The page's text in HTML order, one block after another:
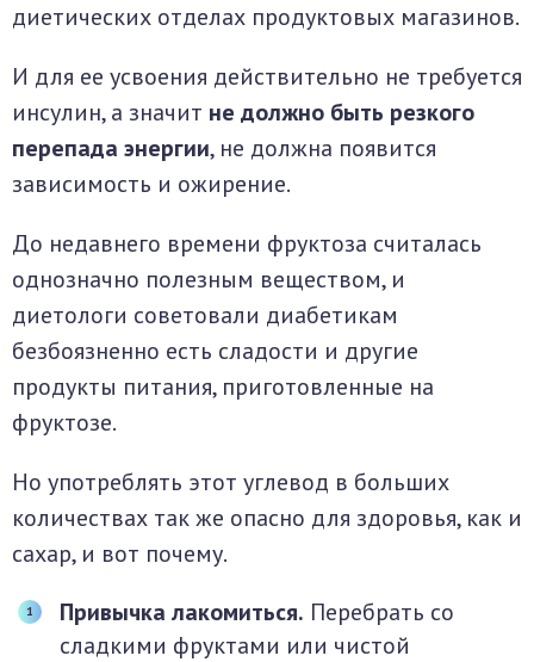
диетических отделах продуктовых магазинов.
И для ее усвоения действительно не требуется
инсулин, а значит не должно быть резкого
перепада энергии, не должна появится
зависимость и ожирение.
До недавнего времени фруктоза считалась
однозначно полезным веществом, и
диетологи советовали диабетикам
безбоязненно есть сладости и другие
продукты питания, приготовленные на
фруктозе.
Но употреблять этот углевод в больших
количествах так же опасно для здоровья, как и
сахар, и вот почему.
Привычка лакомиться. Перебрать со
сладкими фруктами или чистой